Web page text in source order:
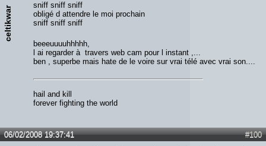
celtikwar
sniff sniff sniff
obligé d attendre le moi prochain
sniff sniff sniff
beeeuuuuhhhhh,
l ai regarder à travers web cam pour l instant ,...
ben , superbe mais hate de le voire sur vrai télé avec vrai son....
hail and kill
forever fighting the world
#100
06/02/2008 19:37:41